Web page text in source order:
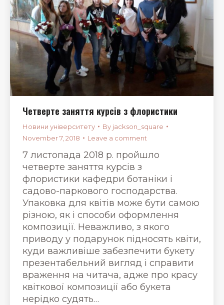
Четверте заняття курсів з флористики
Новини університету By jackson_square
November 7, 2018
Leave a comment
7 листопада 2018 р. пройшло
четверте заняття курсів з
флористики кафедри ботаніки і
садово-паркового господарства.
Упаковка для квітів може бути самою
різною, як і способи оформлення
композиції. Неважливо, з якого
приводу у подарунок підносять квіти,
куди важливіше забезпечити букету
презентабельний вигляд і справити
враження на читача, адже про красу
квіткової композиції або букета
нерідко судять…